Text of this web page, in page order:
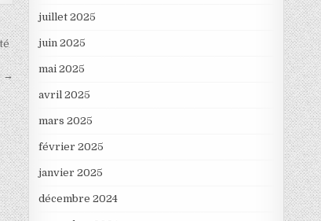
→
juillet 2025
juin 2025
mai 2025
avril 2025
mars 2025
février 2025
janvier 2025
décembre 2024